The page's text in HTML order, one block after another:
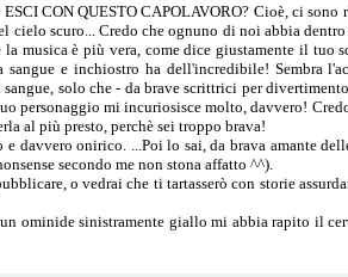
CON QUESTO CAPOLAVORO? Cioè, ci
cielo scuro... Credo che ognuno di noi abbia
è più vera, come dice giustamente il tuo
e inchiostro ha dell'incredibile! Sembra
solo che - da brave scrittrici per
personaggio mi incuriosisce molto, davvero!
al più presto, perchè sei troppo brava!
davvero onirico. ...Poi lo sai, da brava amante
secondo me non stona affatto ^^).
o vedrai che ti tartasserò con storie
ominide sinistramente giallo mi abbia rapito il